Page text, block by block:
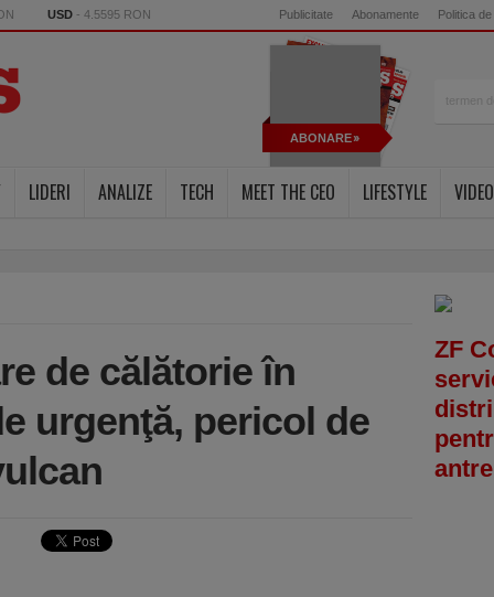
USD - 4.5595 RON Publicitate Abonamente Politica
ABONARE
LIDERI ANALIZE TECH MEET THE CEO LIFESTYLE VIDEO
de călătorie în
urgenţă, pericol de
ZF